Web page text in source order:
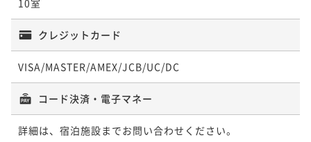
クレジットカード
VISA/MASTER/AMEX/JCB/UC/DC
コード決済・電子マネー
詳細は、宿泊施設までお問い合わせください。